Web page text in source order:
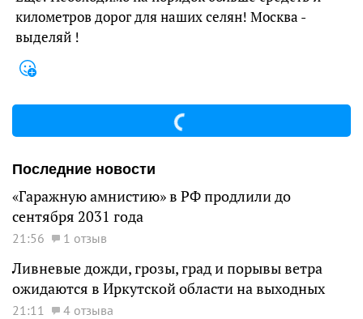
километров дорог для наших селян! Москва -
выделяй !
Последние новости
«Гаражную амнистию» в РФ продлили до
сентября 2031 года
21:56 1 отзыв
Ливневые дожди, грозы, град и порывы ветра
ожидаются в Иркутской области на выходных
21:11 4 отзыва